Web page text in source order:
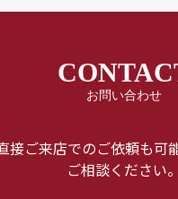
お問い合わせ
接ご来店でのご依頼も可
ご相談ください。